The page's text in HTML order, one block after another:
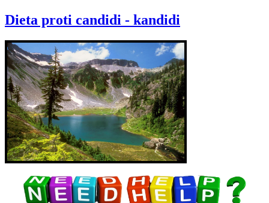
Dieta proti candidi - kandidi